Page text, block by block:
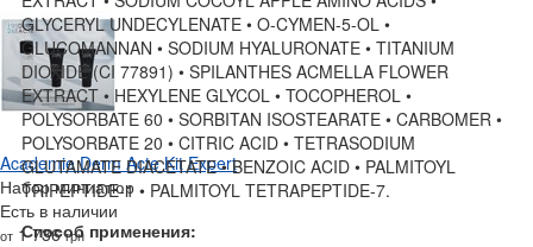
GLYCERYL UNDECYLENATE • O-CYMEN-5-OL •
GLUCOMANNAN • SODIUM HYALURONATE • TITANIUM
DIOXIDE (CI 77891) • SPILANTHES ACMELLA FLOWER
EXTRACT • HEXYLENE GLYCOL • TOCOPHEROL •
POLYSORBATE 60 • SORBITAN ISOSTEARATE • CARBOMER •
POLYSORBATE 20 • CITRIC ACID • TETRASODIUM
GLUTAMATE DIACETATE • BENZOIC ACID • PALMITOYL
TRIPEPTIDE-1 • PALMITOYL TETRAPEPTIDE-7.
Способ применения:
Academie Derm Acte Kit Expert
Набор миниатюр
Есть в наличии
от 1 736грн